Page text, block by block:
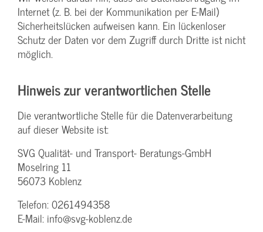
Internet (z. B. bei der Kommunikation per E-Mail)
Sicherheitslücken aufweisen kann. Ein lückenloser
Schutz der Daten vor dem Zugriff durch Dritte ist nicht
möglich.
Hinweis zur verantwortlichen Stelle
Die verantwortliche Stelle für die Datenverarbeitung
auf dieser Website ist:
SVG Qualität- und Transport- Beratungs-GmbH
Moselring 11
56073 Koblenz
Telefon: 0261494358
E-Mail: info@svg-koblenz.de